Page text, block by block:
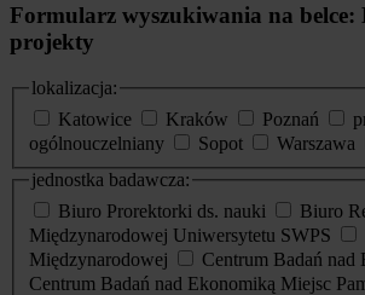
Formularz wyszukiwania na belce:
projekty
lokalizacja:
Katowice
Kraków Poznań
ogólnouczelniany
Sopot Warszawa
jednostka badawcza:
Biuro Prorektorki ds. nauki
Biuro
Międzynarodowej Uniwersytetu SWPS
Międzynarodowej
Centrum Badań nad
Centrum Badań nad Ekonomiką Miejsc